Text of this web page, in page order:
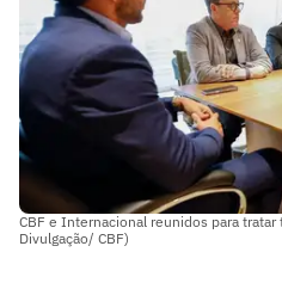
CBF e Internacional reunidos para
Divulgação/ CBF)